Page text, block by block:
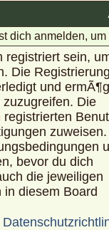
dich anmelden,
registriert sein,
Die
und
Die
zuweisen.
bevor du dich
die jeweiligen
in diesem Board